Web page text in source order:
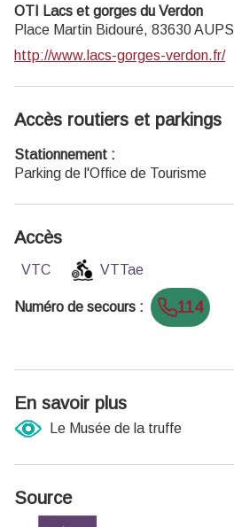
OTI Lacs et gorges du Verdon
Place Martin Bidouré, 83630AUPS
http://www.lacs-gorges-verdon.fr/
Accès routiers et parkings
Stationnement :
Parking de l'Office de Tourisme
Accès
VTC VTTae
Numéro de secours : 114
En savoir plus
Le Musée de la truffe
Source